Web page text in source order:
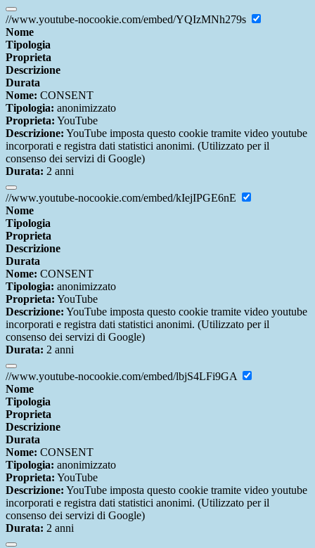
//www.youtube-nocookie.com/embed/YQIzMNh279s
Nome
Tipologia
Proprieta
Descrizione
Durata
Nome: CONSENT
Tipologia: anonimizzato
Proprieta: YouTube
Descrizione: YouTube imposta questo cookie tramite video youtube
incorporati e registra dati statistici anonimi. (Utilizzato per il
consenso dei servizi di Google)
Durata: 2 anni
//www.youtube-nocookie.com/embed/kIejIPGE6nE
Nome
Tipologia
Proprieta
Descrizione
Durata
Nome: CONSENT
Tipologia: anonimizzato
Proprieta: YouTube
Descrizione: YouTube imposta questo cookie tramite video youtube
incorporati e registra dati statistici anonimi. (Utilizzato per il
consenso dei servizi di Google)
Durata: 2 anni
//www.youtube-nocookie.com/embed/lbjS4LFi9GA
Nome
Tipologia
Proprieta
Descrizione
Durata
Nome: CONSENT
Tipologia: anonimizzato
Proprieta: YouTube
Descrizione: YouTube imposta questo cookie tramite video youtube
incorporati e registra dati statistici anonimi. (Utilizzato per il
consenso dei servizi di Google)
Durata: 2 anni